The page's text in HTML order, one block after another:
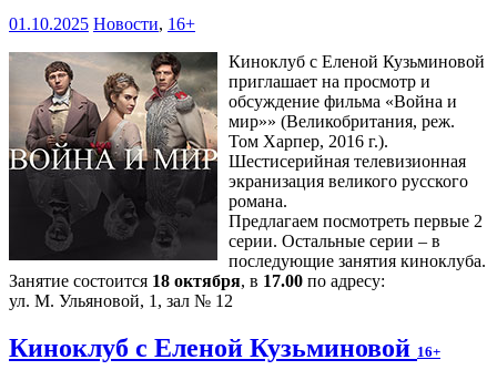
01.10.2025 Новости, 16+
Киноклуб с Еленой Кузьминовой
приглашает на просмотр и
обсуждение фильма «Война и
мир»» (Великобритания, реж.
Том Харпер, 2016 г.).
Шестисерийная телевизионная
экранизация великого русского
романа.
Предлагаем посмотреть первые 2
серии. Остальные серии – в
последующие занятия киноклуба.
Занятие состоится 18 октября, в 17.00 по адресу:
ул. М. Ульяновой, 1, зал № 12
Киноклуб с Еленой Кузьминовой 16+